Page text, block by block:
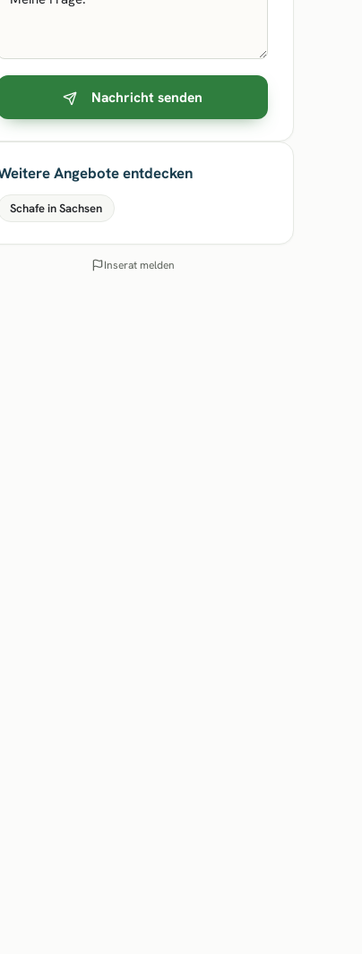
Nachricht senden
Angebote entdecken
Schafe in Sachsen
Inserat melden